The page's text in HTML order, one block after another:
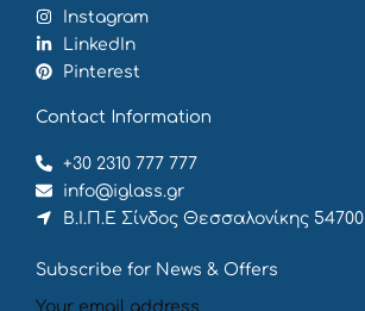
Instagram
LinkedIn
Pinterest
Contact Information
+30 2310 777 777
info@iglass.gr
Β.Ι.Π.Ε Σίνδος Θεσσαλονίκης 54700
Subscribe for News & Offers